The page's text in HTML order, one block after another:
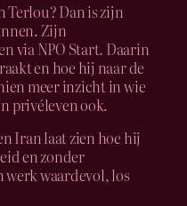
Terlou? Dan is zijn
Zijn
via NPO Start. Daarin
en hoe hij naar de
meer inzicht in wie
privéleven ook.
Iran laat zien hoe hij
en zonder
waardevol, los